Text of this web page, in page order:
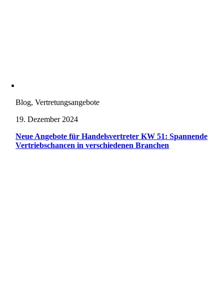
Blog, Vertretungsangebote
19. Dezember 2024
Neue Angebote für Handelsvertreter KW 51: Spannende
Vertriebschancen in verschiedenen Branchen